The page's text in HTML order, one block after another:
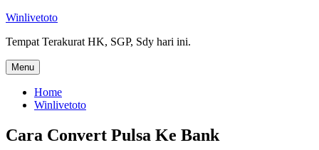
Skip
content
Winlivetoto
Tempat Terakurat HK, SGP, Sdy hari ini.
Menu
Home
Winlivetoto
Cara Convert Pulsa Ke Bank